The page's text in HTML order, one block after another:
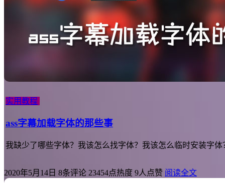
实用教程
ass字幕加载字体的那些事
我缺少了哪些字体？我该怎么找字体？我该怎么临时安装字
2020年5月14日 8条评论 23454点热度 9人点赞 阅读全文